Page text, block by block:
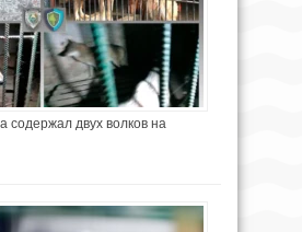
содержал двух волков на